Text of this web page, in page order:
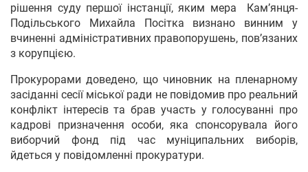
рішення суду першої інстанції, яким мера Кам’янця-
Подільського Михайла Посітка визнано винним у
вчиненні адміністративних правопорушень, пов’язаних
з корупцією.
Прокурорами доведено, що чиновник на пленарному
засіданні сесії міської ради не повідомив про реальний
конфлікт інтересів та брав участь у голосуванні про
кадрові призначення особи, яка спонсорувала його
виборчий фонд під час муніципальних виборів,
йдеться у повідомленні прокуратури.